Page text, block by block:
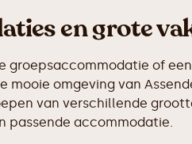
en grote
groepsaccommodatie of
mooie omgeving van
van verschillende
passende accommodatie.